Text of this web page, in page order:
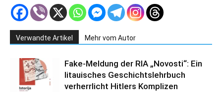
Verwandte Artikel Mehr vom Autor
Fake-Meldung der RIA „Novosti“: Ein
litauisches Geschichtslehrbuch
verherrlicht Hitlers Komplizen